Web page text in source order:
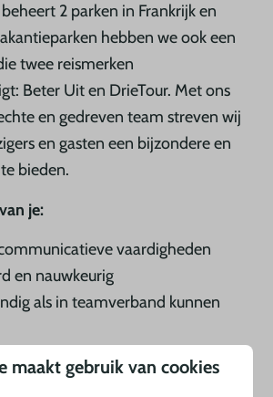
2 parken in Frankrijk en
hebben we ook een
twee reismerken
Beter Uit en DrieTour. Met ons
en gedreven team streven wij
en gasten een bijzondere en
bieden.
je:
vaardigheden
en nauwkeurig
als in teamverband kunnen
het christelijke geloof
maakt gebruik van cookies